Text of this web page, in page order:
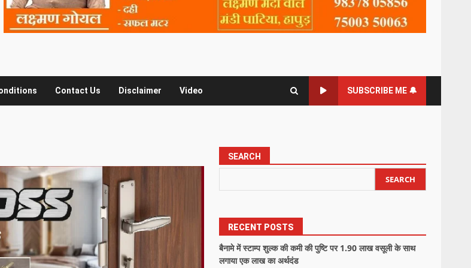
Contact Us Disclaimer Video SUBSCRIBE ME 🔔
SEARCH
SEARCH
RECENT POSTS
बैनामे में स्टाम्प शुल्क की कमी की पुष्टि पर 1.90 लाख वसूली के साथ
लगाया एक लाख का अर्थदंड